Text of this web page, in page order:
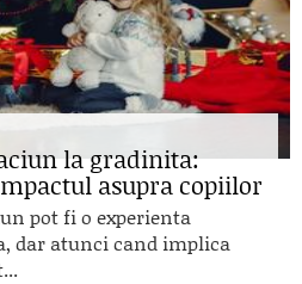
la gradinita:
asupra copiilor
pot fi o experienta
dar atunci cand implica